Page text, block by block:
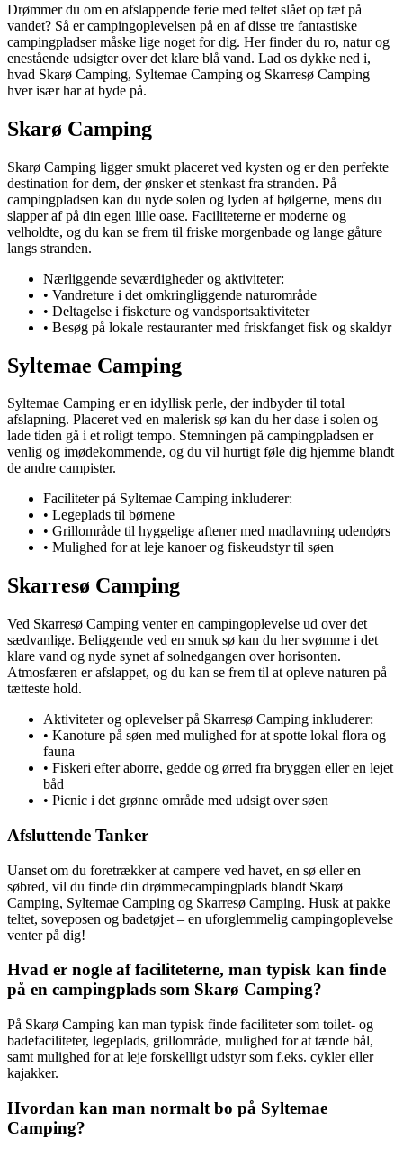
Drømmer du om en afslappende ferie med teltet slået op tæt på
vandet? Så er campingoplevelsen på en af disse tre fantastiske
campingpladser måske lige noget for dig. Her finder du ro, natur og
enestående udsigter over det klare blå vand. Lad os dykke ned i,
hvad Skarø Camping, Syltemae Camping og Skarresø Camping
hver især har at byde på.
Skarø Camping
Skarø Camping ligger smukt placeret ved kysten og er den perfekte
destination for dem, der ønsker et stenkast fra stranden. På
campingpladsen kan du nyde solen og lyden af bølgerne, mens du
slapper af på din egen lille oase. Faciliteterne er moderne og
velholdte, og du kan se frem til friske morgenbade og lange gåture
langs stranden.
Nærliggende seværdigheder og aktiviteter:
• Vandreture i det omkringliggende naturområde
• Deltagelse i fisketure og vandsportsaktiviteter
• Besøg på lokale restauranter med friskfanget fisk og skaldyr
Syltemae Camping
Syltemae Camping er en idyllisk perle, der indbyder til total
afslapning. Placeret ved en malerisk sø kan du her dase i solen og
lade tiden gå i et roligt tempo. Stemningen på campingpladsen er
venlig og imødekommende, og du vil hurtigt føle dig hjemme blandt
de andre campister.
Faciliteter på Syltemae Camping inkluderer:
• Legeplads til børnene
• Grillområde til hyggelige aftener med madlavning udendørs
• Mulighed for at leje kanoer og fiskeudstyr til søen
Skarresø Camping
Ved Skarresø Camping venter en campingoplevelse ud over det
sædvanlige. Beliggende ved en smuk sø kan du her svømme i det
klare vand og nyde synet af solnedgangen over horisonten.
Atmosfæren er afslappet, og du kan se frem til at opleve naturen på
tætteste hold.
Aktiviteter og oplevelser på Skarresø Camping inkluderer:
• Kanoture på søen med mulighed for at spotte lokal flora og
fauna
• Fiskeri efter aborre, gedde og ørred fra bryggen eller en lejet
båd
• Picnic i det grønne område med udsigt over søen
Afsluttende Tanker
Uanset om du foretrækker at campere ved havet, en sø eller en
søbred, vil du finde din drømmecampingplads blandt Skarø
Camping, Syltemae Camping og Skarresø Camping. Husk at pakke
teltet, soveposen og badetøjet – en uforglemmelig campingoplevelse
venter på dig!
Hvad er nogle af faciliteterne, man typisk kan finde
på en campingplads som Skarø Camping?
På Skarø Camping kan man typisk finde faciliteter som toilet- og
badefaciliteter, legeplads, grillområde, mulighed for at tænde bål,
samt mulighed for at leje forskelligt udstyr som f.eks. cykler eller
kajakker.
Hvordan kan man normalt bo på Syltemae
Camping?